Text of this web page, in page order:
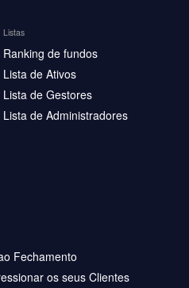
Listas
Ranking de fundos
Lista de Ativos
Lista de Gestores
Lista de Administradores
Fechamento
os seus Clientes